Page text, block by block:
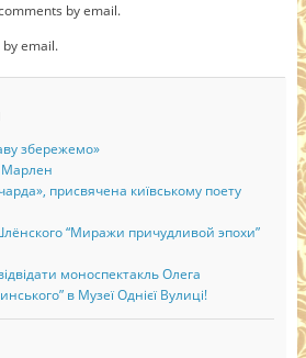
by email.
email.
збережемо»
Марлен
присвячена київському поету
“Миражи причудливой эпохи”
моноспектакль Олега
в Музеї Однієї Вулиці!